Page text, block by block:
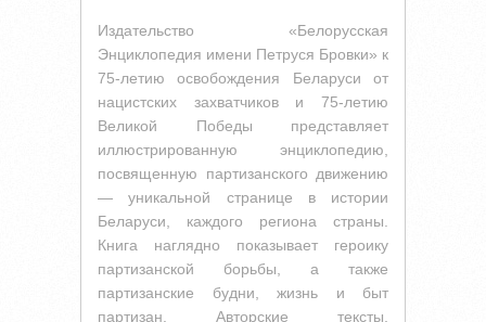
Издательство «Белорусская
Энциклопедия имени Петруся Бровки» к
75-летию освобождения Беларуси от
нацистских захватчиков и 75-летию
Великой Победы представляет
иллюстрированную энциклопедию,
посвященную партизанского движению
— уникальной странице в истории
Беларуси, каждого региона страны.
Книга наглядно показывает героику
партизанской борьбы, а также
партизанские будни, жизнь и быт
партизан. Авторские тексты,